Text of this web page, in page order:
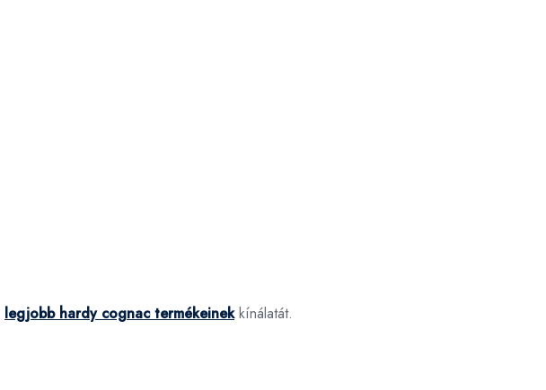
legjobb hardy cognac termékeinekkínálatát.